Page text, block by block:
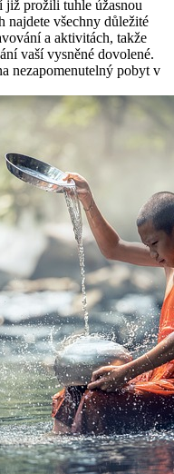
již prožili tuhle úžasnou
najdete všechny důležité
a aktivitách, takže
vaší vysněné dovolené.
nezapomenutelný pobyt v